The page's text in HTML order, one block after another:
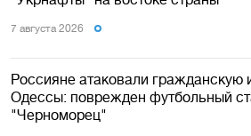
7 августа 2026
Россияне атаковали гражданскую
Одессы: поврежден футбольный
"Черноморец"